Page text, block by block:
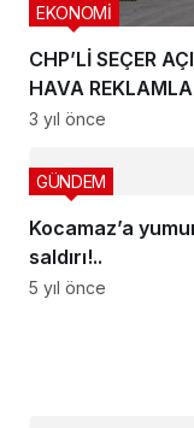
CHP’Lİ SEÇER
HAVA
TEKELLEŞTİ;
VURDU
EKONOMİ
3 yıl önce
Kocamaz’a
saldırı!..
GÜNDEM
5 yıl önce